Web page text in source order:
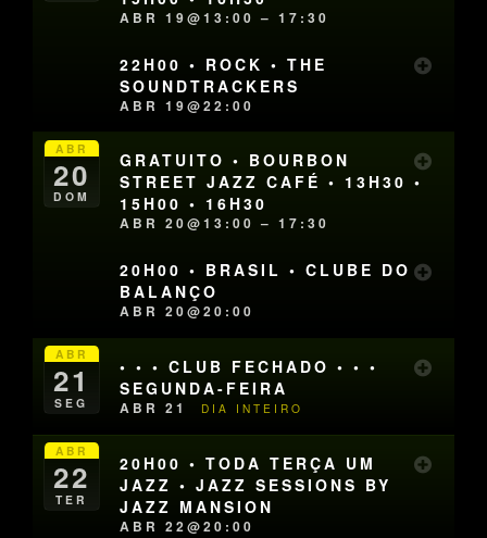
ABR 19@13:00 – 17:30
22H00 • ROCK • THE
SOUNDTRACKERS
ABR 19@22:00
ABR
20
DOM
GRATUITO • BOURBON
STREET JAZZ CAFÉ • 13H30 •
15H00 • 16H30
ABR 20@13:00 – 17:30
20H00 • BRASIL • CLUBE DO
BALANÇO
ABR 20@20:00
ABR
21
SEG
• • • CLUB FECHADO • • •
SEGUNDA-FEIRA
ABR 21 DIA INTEIRO
ABR
22
TER
20H00 • TODA TERÇA UM
JAZZ • JAZZ SESSIONS BY
JAZZ MANSION
ABR 22@20:00